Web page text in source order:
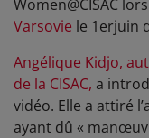
Women@CISAC
Varsovie le 1erjuin
Angélique Kidjo,
de la CISAC, a
vidéo. Elle a attiré
ayant dû «